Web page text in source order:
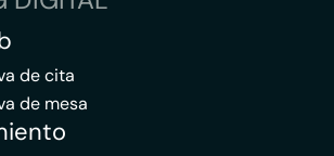
de cita
de mesa